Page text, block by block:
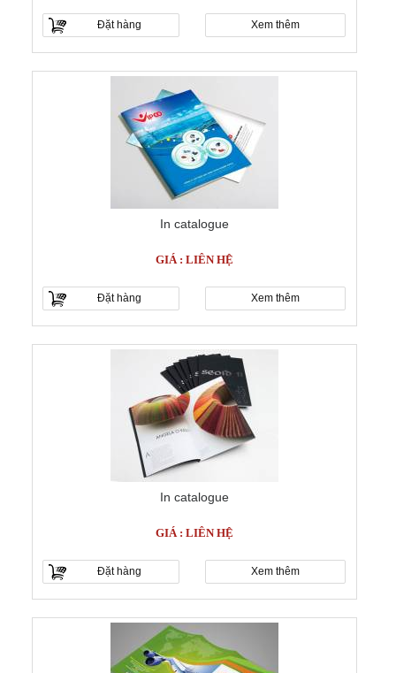
Đặt hàng Xem thêm
In catalogue
GIÁ : LIÊN HỆ
Đặt hàng Xem thêm
In catalogue
GIÁ : LIÊN HỆ
Đặt hàng Xem thêm